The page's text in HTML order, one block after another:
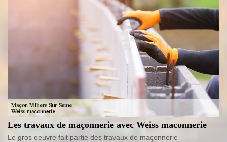
Les travaux de maçonnerie avec Weiss maconnerie
Le gros oeuvre fait partie des travaux de maçonnerie